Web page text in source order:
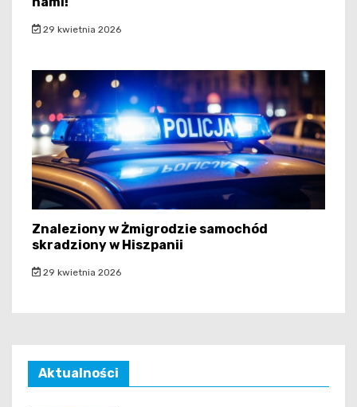
29 kwietnia 2026
Znaleziony w Żmigrodzie samochód
skradziony w Hiszpanii
29 kwietnia 2026
Aktualności